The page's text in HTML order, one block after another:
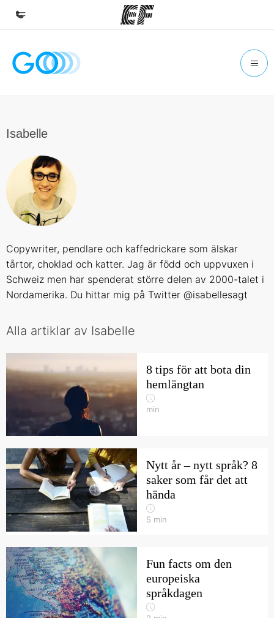
Hem
Hitta ett kontor nära dig
Om oss
Vilka är vi?
Bli en del av vårt team
Isabelle
Copywriter, pendlare och kaffedrickare som älskar
tårtor, choklad och katter. Jag är född och uppvuxen i
Schweiz men har spenderat större delen av 2000-talet i
Nordamerika. Du hittar mig på Twitter @isabellesagt
Alla artiklar av Isabelle
8 tips för att bota din
hemlängtan
min
Nytt år – nytt språk? 8
saker som får det att
hända
5 min
Fun facts om den
europeiska
språkdagen